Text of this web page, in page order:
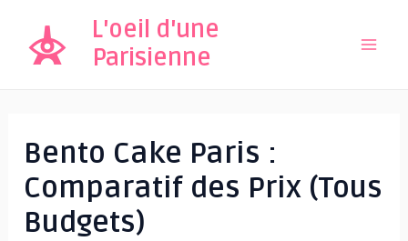
contenu
L'oeil d'une
Parisienne
Bento Cake Paris :
Comparatif des Prix (Tous
Budgets)